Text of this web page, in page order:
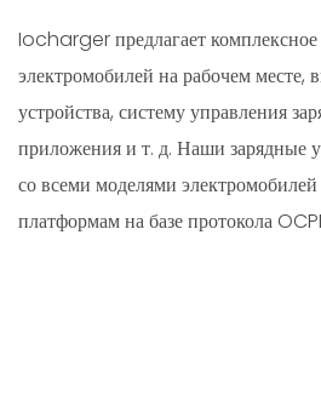
Iocharger предлагает комплексное
электромобилей на рабочем месте,
устройства, систему управления
приложения и т. д. Наши зарядные
со всеми моделями
платформам на базе протокола